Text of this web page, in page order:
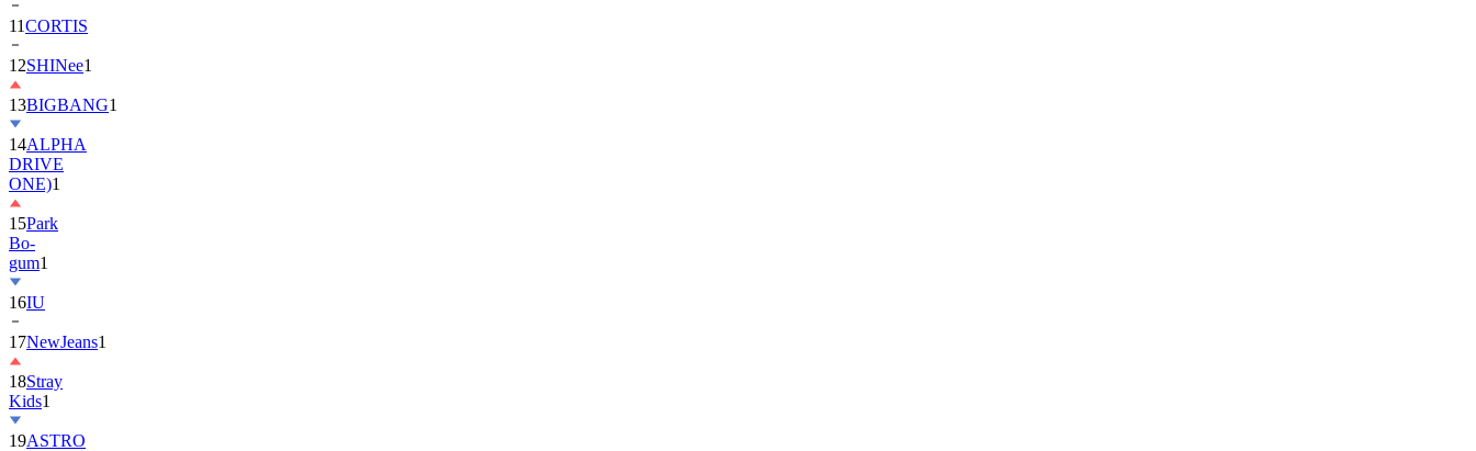
12SHINee1
13BIGBANG
14ALPHA
DRIVE
ONE)1
15Park
Bo-
gum1
16IU
17NewJeans
18Stray
Kids
19ASTRO
20Hearts2Hearts